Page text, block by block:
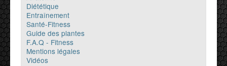
Diététique
Entraînement
Santé-Fitness
Guide des plantes
F.A.Q - Fitness
Mentions légales
Vidéos